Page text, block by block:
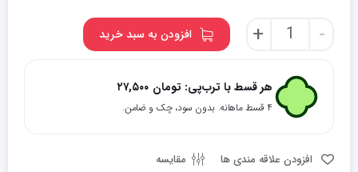
-
دکمه
ON/OFF
BUTTON
(OUTSIDE)
6230/6230I
+ افزودن به سبد خرید
هر قسط با ترب‌پی: ۲۷,۵۰۰ تومان
۴ قسط ماهانه. بدون سود، چک و ضامن.
افزودن علاقه مندی ها مقایسه